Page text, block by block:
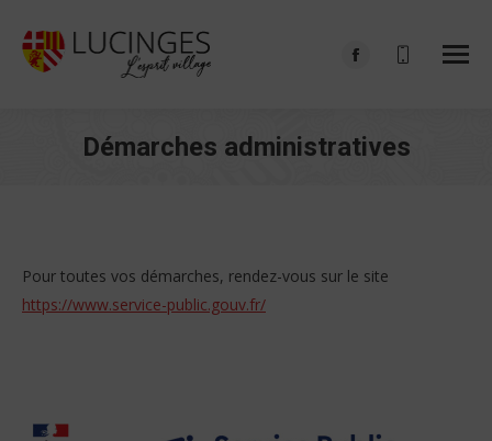
Facebook
in
Démarches administratives
Pour toutes vos démarches, rendez-vous sur le site
https://www.service-public.gouv.fr/